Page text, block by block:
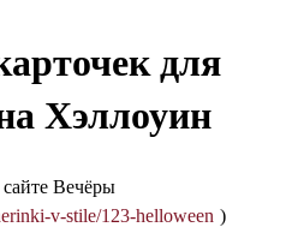
для
Хэллоуин
Вечёры
v-stile/123-helloween )